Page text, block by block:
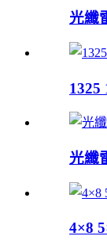
光纖
1325
光纖
4×8